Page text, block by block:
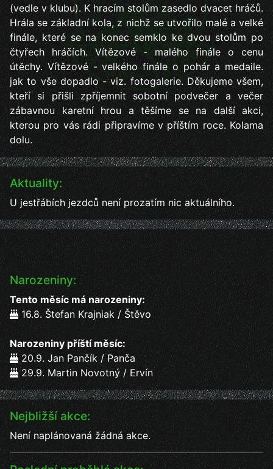
Aktuality:
U jestřábích jezdců není prozatím nic aktuálního.
(vedle v klubu). K hracím stolům zasedlo dvacet hráčů.
Hrála se základní kola, z nichž se utvořilo malé a velké
finále, které se na konec semklo ke dvou stolům po
čtyřech hráčích. Vítězové - malého finále o cenu
útěchy. Vítězové - velkého finále o pohár a medaile.
jak to vše dopadlo - viz. fotogalerie. Děkujeme všem,
kteří si přišli zpříjemnit sobotní podvečer a večer
zábavnou karetní hrou a těšíme se na další akci,
kterou pro vás rádi připravíme v příštím roce. Kolama
dolu.
Narozeniny:
Tento měsíc má narozeniny:
16.8. Štefan Krajniak / Štěvo
Narozeniny příští měsíc:
20.9. Jan Pančík / Panča
29.9. Martin Novotný / Ervín
Nejbližší akce:
Není naplánovaná žádná akce.